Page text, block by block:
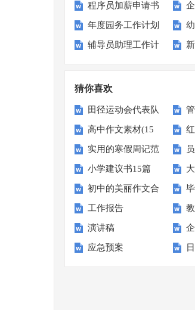
程序员加薪申请书
年度园务工作计划
划
辅导员助理工作计
猜你喜欢
田径运动会代表队
入场解说词范文
（精选5篇）
篇
高中作文素材(15
篇)
实用的寒假周记范
文集合8篇 篇
小学建议书15篇
初中的美丽作文合
集9篇
工作报告
演讲稿
应急预案